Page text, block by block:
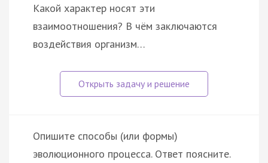
Какой характер носят эти
взаимоотношения? В чём заключаются
воздействия организм…
Опишите способы (или формы)
эволюционного процесса. Ответ поясните.